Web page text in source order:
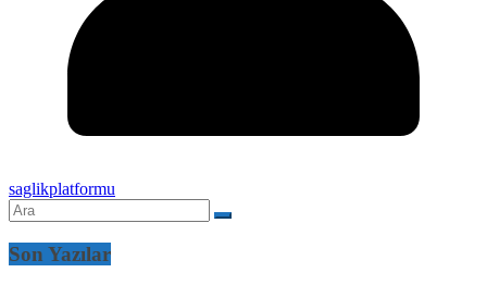
saglikplatformu
Son Yazılar